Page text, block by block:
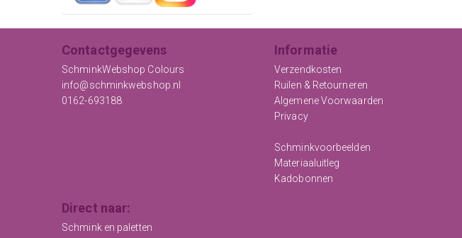
Contactgegevens
SchminkWebshop Colours
info@schminkwebshop.nl
0162-693188
Informatie
Verzendkosten
Ruilen & Retourneren
Algemene Voorwaarden
Privacy
Schminkvoorbeelden
Materiaaluitleg
Kadobonnen
Direct naar:
Schmink en paletten